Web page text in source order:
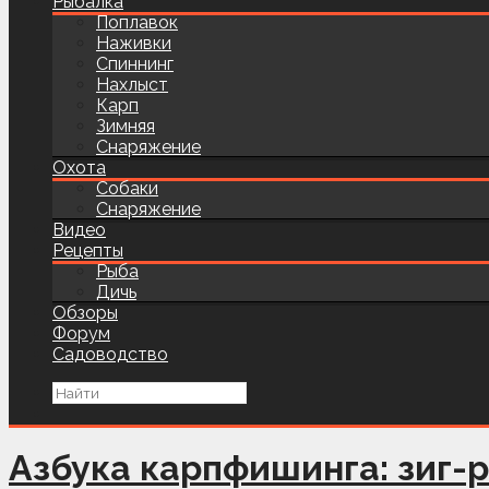
Поплавок
Наживки
Спиннинг
Нахлыст
Карп
Зимняя
Снаряжение
Охота
Собаки
Снаряжение
Видео
Рецепты
Рыба
Дичь
Обзоры
Форум
Садоводство
Азбука карпфишинга: зиг-